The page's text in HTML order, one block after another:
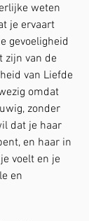
weten
je ervaart
gevoeligheid
zijn van de
van Liefde
omdat
zonder
dat je haar
en haar in
voelt en je
en